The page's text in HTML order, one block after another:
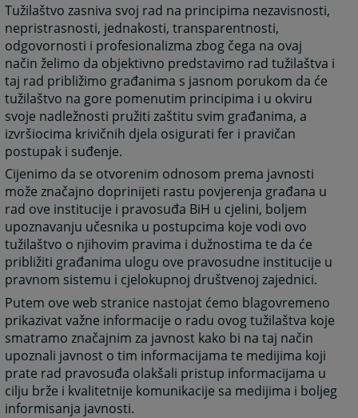
Tužilaštvo zasniva svoj rad na principima nezavisnosti,
nepristrasnosti, jednakosti, transparentnosti,
odgovornosti i profesionalizma zbog čega na ovaj
način želimo da objektivno predstavimo rad tužilaštva i
taj rad približimo građanima s jasnom porukom da će
tužilaštvo na gore pomenutim principima i u okviru
svoje nadležnosti pružiti zaštitu svim građanima, a
izvršiocima krivičnih djela osigurati fer i pravičan
postupak i suđenje.
Cijenimo da se otvorenim odnosom prema javnosti
može značajno doprinijeti rastu povjerenja građana u
rad ove institucije i pravosuđa BiH u cjelini, boljem
upoznavanju učesnika u postupcima koje vodi ovo
tužilaštvo o njihovim pravima i dužnostima te da će
približiti građanima ulogu ove pravosudne institucije u
pravnom sistemu i cjelokupnoj društvenoj zajednici.
Putem ove web stranice nastojat ćemo blagovremeno
prikazivat važne informacije o radu ovog tužilaštva koje
smatramo značajnim za javnost kako bi na taj način
upoznali javnost o tim informacijama te medijima koji
prate rad pravosuđa olakšali pristup informacijama u
cilju brže i kvalitetnije komunikacije sa medijima i boljeg
informisanja javnosti.